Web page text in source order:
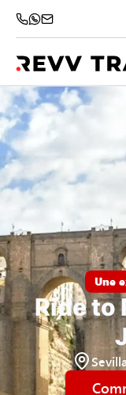
Une
Ride to